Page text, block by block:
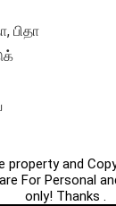
பிதா
property and
For Personal
only! Thanks .